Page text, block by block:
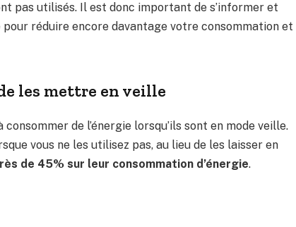
pas utilisés. Il est donc important de s’informer et
réduire encore davantage votre consommation et
les mettre en veille
de l’énergie lorsqu’ils sont en mode veille.
vous ne les utilisez pas, au lieu de les laisser en
de 45% sur leur consommation d’énergie.